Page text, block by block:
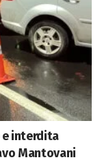
e interdita
Mantovani